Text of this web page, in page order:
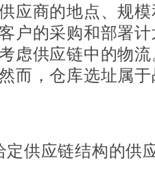
应商的地点、规
户的采购和部署
虑供应链中的物
而，仓库选址属
定供应链结构的供